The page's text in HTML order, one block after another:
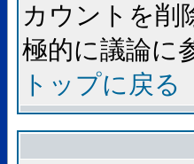
カウントを削
極的に議論に
トップに戻る